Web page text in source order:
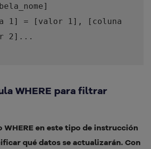
1] = [valor 1], [coluna
2]...
WHERE para filtrar
WHERE en este tipo de instrucción
qué datos se actualizarán. Con